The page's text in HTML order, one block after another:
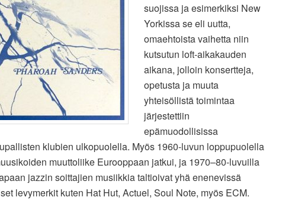
suojissa ja esimerkiksi New
Yorkissa se eli uutta,
omaehtoista vaihetta niin
kutsutun loft-aikakauden
aikana, jolloin konsertteja,
opetusta ja muuta
yhteisöllistä toimintaa
järjestettiin
epämuodollisissa
klubien ulkopuolella. Myös 1960-luvun loppupuolella
muuttoliike Eurooppaan jatkui, ja 1970–80-luvuilla
jazzin soittajien musiikkia taltioivat yhä enenevissä
levymerkit kuten Hat Hut, Actuel, Soul Note, myös ECM.